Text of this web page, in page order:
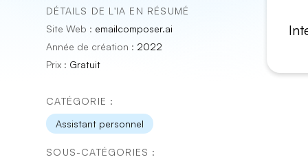
DÉTAILS DE L'IA EN RÉSUMÉ
Site Web : emailcomposer.ai
Année de création : 2022
Prix : Gratuit
CATÉGORIE :
Assistant personnel
SOUS-CATÉGORIES :